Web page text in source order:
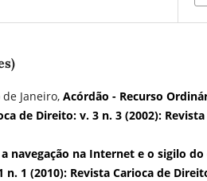
Janeiro, Acórdão - Recurso
de Direito: v. 3 n. 3 (2002):
navegação na Internet e o sigilo
n. 1 (2010): Revista Carioca de